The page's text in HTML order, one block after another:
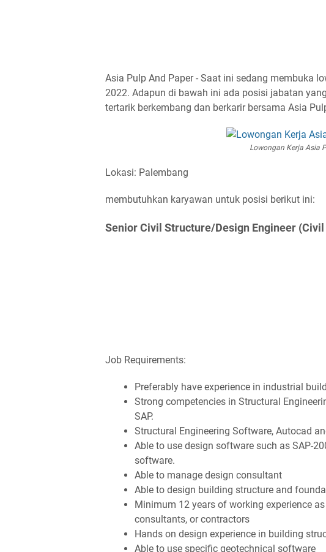
Asia Pulp And Paper - Saat ini sedang membuka
2022. Adapun di bawah ini ada posisi jabatan
tertarik berkembang dan berkarir bersama Asia
Lowongan Kerja Asia
Lokasi: Palembang
membutuhkan karyawan untuk posisi berikut ini:
Senior Civil Structure/Design Engineer
Job Requirements:
Preferably have experience in industrial
Strong competencies in Structural
SAP.
Structural Engineering Software, Autocad
Able to use design software such as SAP-
software.
Able to manage design consultant
Able to design building structure and
Minimum 12 years of working experience
consultants, or contractors
Hands on design experience in building
Able to use specific geotechnical software